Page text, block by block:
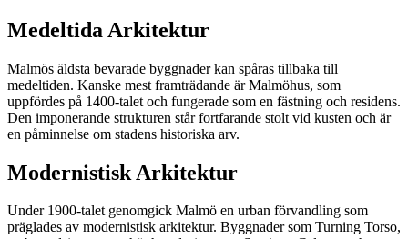
Medeltida Arkitektur
Malmös äldsta bevarade byggnader kan spåras tillbaka till
medeltiden. Kanske mest framträdande är Malmöhus, som
uppfördes på 1400-talet och fungerade som en fästning och residens.
Den imponerande strukturen står fortfarande stolt vid kusten och är
en påminnelse om stadens historiska arv.
Modernistisk Arkitektur
Under 1900-talet genomgick Malmö en urban förvandling som
präglades av modernistisk arkitektur. Byggnader som Turning Torso,